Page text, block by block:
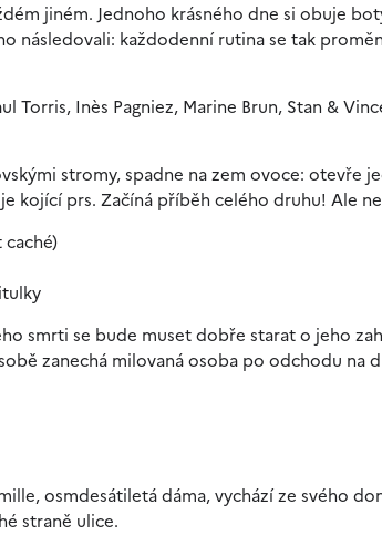
jiném. Jednoho krásného dne si obuje
následovali: každodenní rutina se tak
Torris, Inès Pagniez, Marine Brun, Stan &
stromy, spadne na zem ovoce: otevře
prs. Začíná příběh celého druhu! Ale
smrti se bude muset dobře starat o jeho
zanechá milovaná osoba po odchodu na
osmdesátiletá dáma, vychází ze svého
straně ulice.